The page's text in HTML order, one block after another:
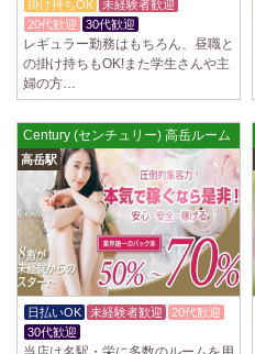
掛け持ちOK
未経験者歓迎
20代歓迎
30代歓迎
レギュラー勤務はもちろん、昼職と
の掛け持ちもOK!また学生さんや主
婦の方…
Century (センチュリー) 高岳ルーム
高岳駅
日払いOK 未経験者歓迎
20代歓迎
30代歓迎